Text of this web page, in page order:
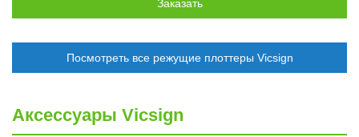
Посмотреть все режущие плоттеры Vicsign
Аксессуары Vicsign